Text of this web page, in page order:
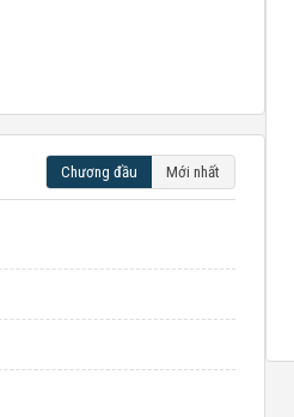
Chương đầu Mới nhất